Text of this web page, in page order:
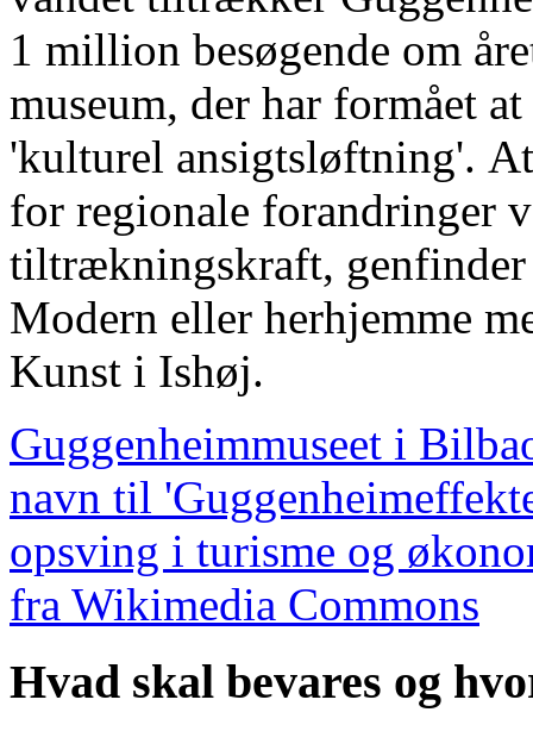
1 million besøgende om
museum, der har formået
'kulturel ansigtsløftning'.
for regionale forandringer
tiltrækningskraft, genfinder
Modern eller herhjemme
Kunst i Ishøj.
Guggenheimmuseet i
navn til
opsving i turisme og
fra Wikimedia Commons
Hvad skal bevares og